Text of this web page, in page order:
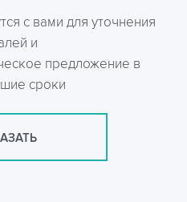
с вами для уточнения
и
предложение в
сроки